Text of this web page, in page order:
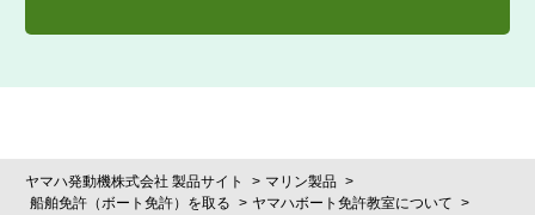
ヤマハ発動機株式会社 製品サイト
マリン製品
船舶免許（ボート免許）を取る
ヤマハボート免許教室について